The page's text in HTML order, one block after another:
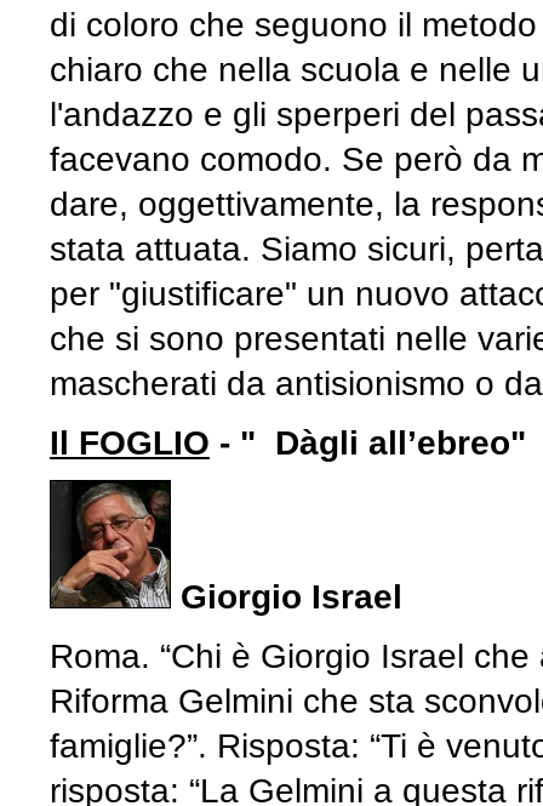
di coloro che seguono il
chiaro che nella scuola e nelle
l'andazzo e gli sperperi del
facevano comodo. Se però da
dare, oggettivamente, la
stata attuata. Siamo sicuri,
per "giustificare" un nuovo
che si sono presentati nelle
mascherati da antisionismo o
Il FOGLIO - " Dàgli all’ebreo"
Giorgio Israel
Roma. “Chi è Giorgio Israel
Riforma Gelmini che sta
famiglie?”. Risposta: “Ti è
risposta: “La Gelmini a questa